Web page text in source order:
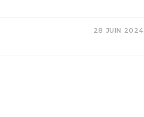
28 JUIN 2024